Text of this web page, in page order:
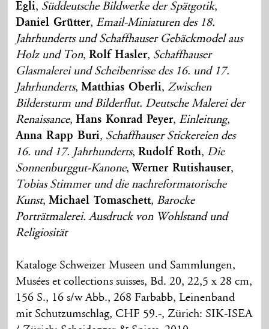
Egli, Süddeutsche Bildwerke der Spätgotik,
Daniel Grütter,Email-Miniaturen des 18.
Jahrhunderts und Schaffhauser Gebäckmodel aus
Holz und Ton,Rolf Hasler, Schaffhauser
Glasmalerei und Scheibenrisse des 16. und 17.
Jahrhunderts,Matthias Oberli,Zwischen
Bildersturm und Bilderflut. Deutsche Malerei der
Renaissance,Hans Konrad Peyer, Einleitung,
Anna Rapp Buri, Schaffhauser Stickereien des
16. und 17. Jahrhunderts,Rudolf Roth, Die
Sonnenburggut-Kanone, Werner Rutishauser,
Tobias Stimmer und die nachreformatorische
Kunst,Michael Tomaschett, Barocke
Porträtmalerei. Ausdruck von Wohlstand und
Religiosität
Kataloge Schweizer Museen und Sammlungen,
Musées et collections suisses, Bd. 20, 22,5 x 28 cm,
156 S., 16 s/w Abb., 268 Farbabb, Leinenband
mit Schutzumschlag, CHF 59.-, Zürich: SIK-ISEA